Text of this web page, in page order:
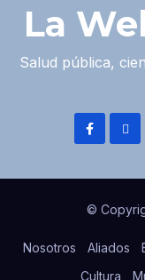
La
Salud pública,
©
Nosotros Aliados
Cultura